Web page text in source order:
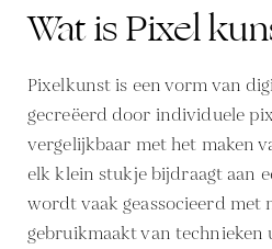
Wat is Pixel
Pixelkunst is een vorm van
gecreëerd door individuele
vergelijkbaar met het maken
elk klein stukje bijdraagt aan
wordt vaak geassocieerd met
gebruikmaakt van technieken